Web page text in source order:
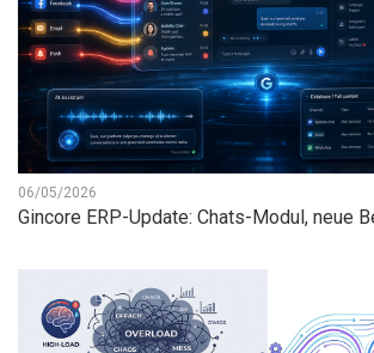
06/05/2026
Gincore ERP-Update: Chats-Modul, neue